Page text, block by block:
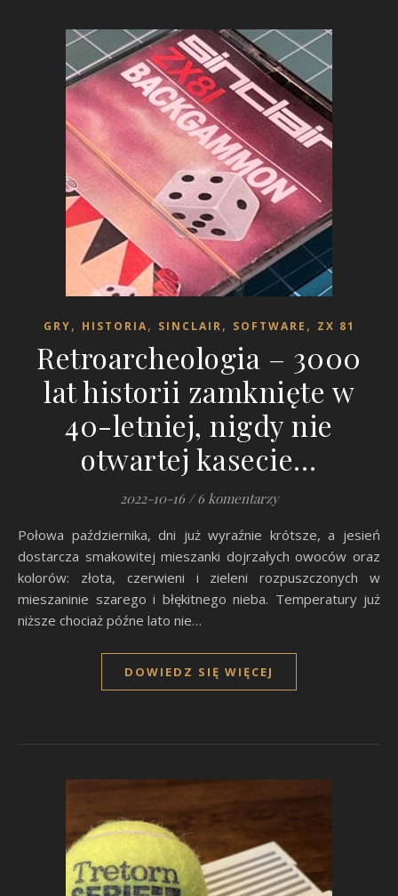
GRY, HISTORIA, SINCLAIR, SOFTWARE , ZX 81
Retroarcheologia – 3000
lat historii zamknięte w
40-letniej, nigdy nie
otwartej kasecie…
2022-10-16 / 6 komentarzy
Połowa października, dni już wyraźnie krótsze, a jesień
dostarcza smakowitej mieszanki dojrzałych owoców oraz
kolorów: złota, czerwieni i zieleni rozpuszczonych w
mieszaninie szarego i błękitnego nieba. Temperatury już
niższe chociaż późne lato nie…
DOWIEDZ SIĘ WIĘCEJ